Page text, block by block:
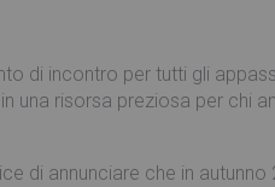
di incontro per tutti gli
una risorsa preziosa per chi
di annunciare che in